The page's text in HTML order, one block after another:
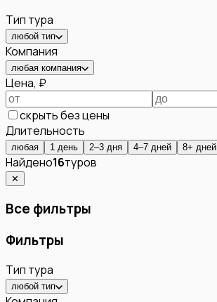
Тип тура
любой тип
Компания
любая компания
Цена, ₽
скрыть без цены
Длительность
любая 1 день 2–3 дня 4–7 дней 8+ дней
Найдено16туров
✕
Все фильтры
Фильтры
Тип тура
любой тип